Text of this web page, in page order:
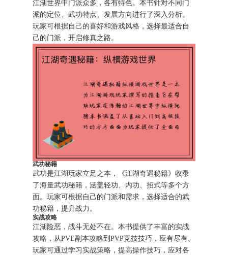
江湖世界中门派众多，各有特色。本书针对不同门
派的定位、武功特点、发展方向进行了深入分析。
玩家可根据自己的喜好和游戏风格，选择最适合自
己的门派，开启修真之路。
武功秘籍
武功是江湖玩家立足之本，《江湖奇遇秘籍》收录
了海量武功秘籍，涵盖轻功、内功、招式等多个方
面。玩家可根据自己的门派和需求，选择适合的武
功秘籍，提升战力。
实战攻略
江湖险恶，战斗无处不在。本书提供了丰富的实战
攻略，从PVE副本攻略到PVP竞技技巧，应有尽有。
玩家可通过学习实战策略，提高操作技巧，应对各